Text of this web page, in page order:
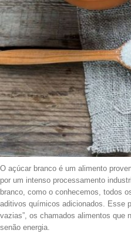
O açúcar branco é um alimento
por um intenso processamento
branco, como o conhecemos, todos
aditivos químicos adicionados. Esse
vazias”, os chamados alimentos que
senão energia.